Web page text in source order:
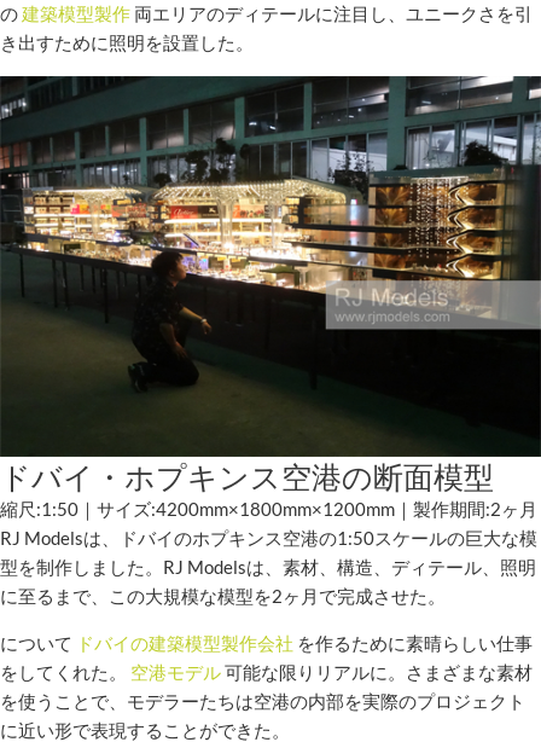
の建築模型製作 両エリアのディテールに注目し、ユニークさを引
き出すために照明を設置した。
ドバイ・ホプキンス空港の断面模型
縮尺:1:50｜サイズ:4200mm×1800mm×1200mm｜製作期間:2ヶ月
RJ Modelsは、ドバイのホプキンス空港の1:50スケールの巨大な模
型を制作しました。RJ Modelsは、素材、構造、ディテール、照明
に至るまで、この大規模な模型を2ヶ月で完成させた。
について ドバイの建築模型製作会社 を作るために素晴らしい仕事
をしてくれた。 空港モデル可能な限りリアルに。さまざまな素材
を使うことで、モデラーたちは空港の内部を実際のプロジェクト
に近い形で表現することができた。